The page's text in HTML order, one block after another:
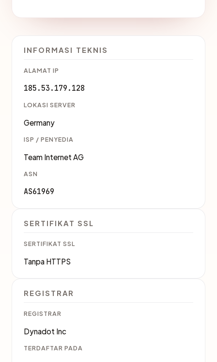
INFORMASI TEKNIS
ALAMAT IP
185.53.179.128
LOKASI SERVER
Germany
ISP / PENYEDIA
Team Internet AG
ASN
AS61969
SERTIFIKAT SSL
SERTIFIKAT SSL
Tanpa HTTPS
REGISTRAR
REGISTRAR
Dynadot Inc
TERDAFTAR PADA